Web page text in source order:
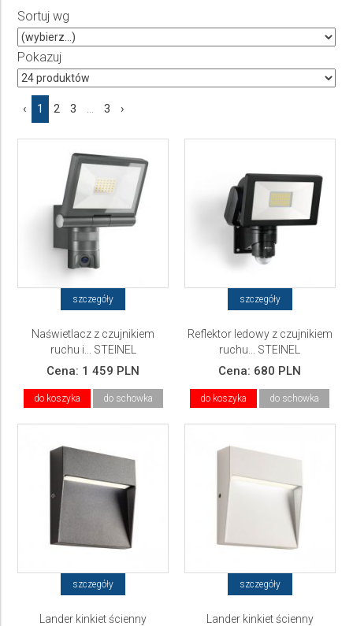
Producent
Wybierz producenta
Cena
Sortuj wg
Pokazuj
‹ 1 2 3 ... 3 ›
szczegóły
Naświetlacz z czujnikiem
ruchu i... STEINEL
Cena: 1 459 PLN
do koszyka do schowka
szczegóły
Reflektor ledowy z czujnikiem
ruchu... STEINEL
Cena: 680 PLN
do koszyka do schowka
szczegóły
Lander kinkiet ścienny
szczegóły
Lander kinkiet ścienny